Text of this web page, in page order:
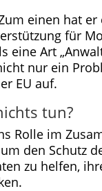
einen hat
für
Art
nur ein
EU auf.
tun?
Rolle im
den Schutz
zu helfen,